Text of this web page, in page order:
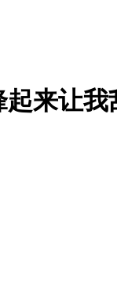
起来让